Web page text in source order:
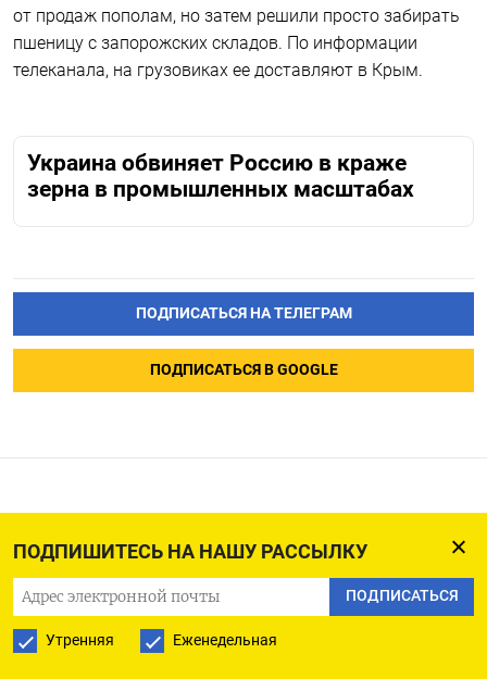
ПОДПИШИТЕСЬ НА НАШУ РАССЫЛКУ
ПОДПИСАТЬСЯ
Утренняя Еженедельная
от продаж пополам, но затем решили просто забирать
пшеницу с запорожских складов. По информации
телеканала, на грузовиках ее доставляют в Крым.
Украина обвиняет Россию в краже
зерна в промышленных масштабах
ПОДПИСАТЬСЯ НА ТЕЛЕГРАМ
ПОДПИСАТЬСЯ В GOOGLE
экс-глава МИД Австрии
уходит из совета
директоров «Роснефти»